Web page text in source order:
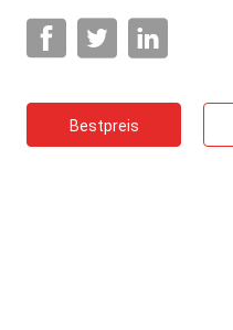
Bestpreis